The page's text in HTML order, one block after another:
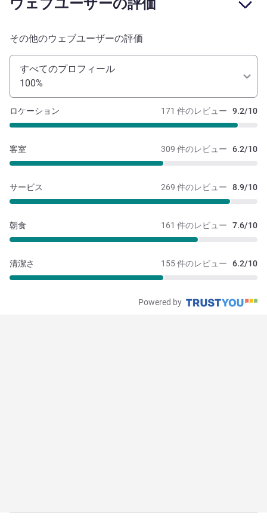
その他のウェブユーザーの評価
すべてのプロフィール
100%
171 件のレビュー 9.2/10
ロケーション
309 件のレビュー 6.2/10
客室
269 件のレビュー 8.9/10
サービス
161 件のレビュー 7.6/10
朝食
155 件のレビュー 6.2/10
清潔さ
Powered by